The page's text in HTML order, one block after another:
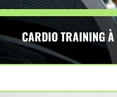
CARDIO TRAINING
rythme